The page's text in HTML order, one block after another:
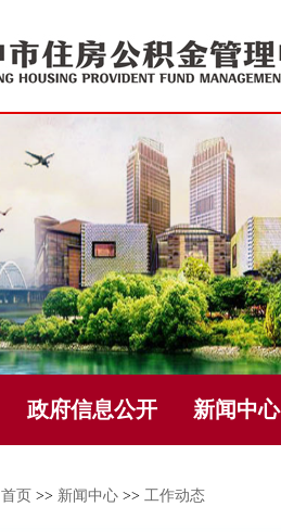
政府信息公开 新闻中心
首页 >> 新闻中心 >> 工作动态